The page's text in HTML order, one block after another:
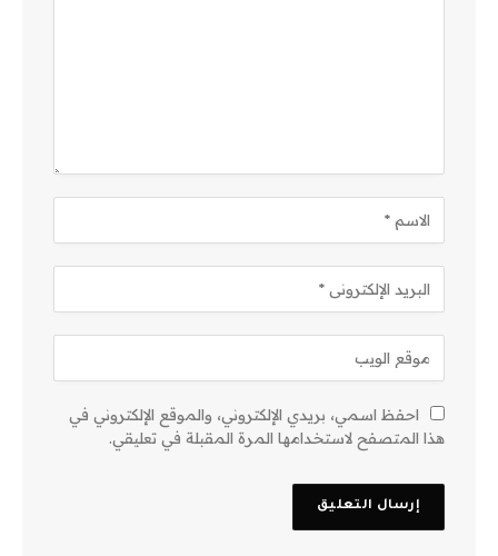
احفظ اسمي، بريدي الإلكتروني، والموقع الإلكتروني في
هذا المتصفح لاستخدامها المرة المقبلة في تعليقي.